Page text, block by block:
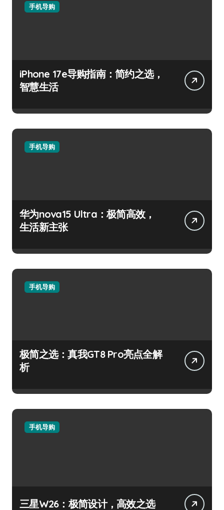
手机导购
iPhone 17e导购指南：简约之选，
智慧生活
手机导购
华为nova15 Ultra：极简高效，
生活新主张
手机导购
极简之选：真我GT8 Pro亮点全解
析
手机导购
三星W26：极简设计，高效之选